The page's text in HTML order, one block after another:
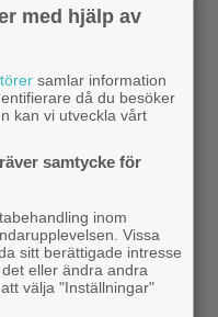
visar upp
Indien
på pedofiljakt i
bli en av höstens
fans
på 8 avsnitt gör
med hjälp av
samlar information
då du besöker
kan vi utveckla vårt
samtycke för
inom
Vissa
sitt berättigade intresse
eller ändra andra
välja "Inställningar"